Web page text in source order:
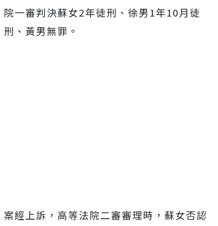
院一審判決蘇女2年徒刑、徐男1年10月徒
刑、黃男無罪。
案經上訴，高等法院二審審理時，蘇女否認